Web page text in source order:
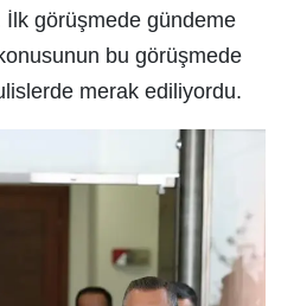
görüşmede gündeme
bu görüşmede
merak ediliyordu.